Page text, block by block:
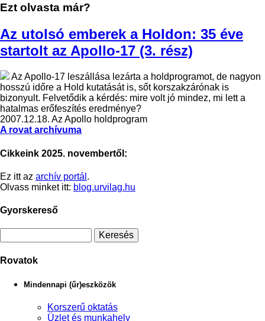
Ezt olvasta már?
Az utolsó emberek a Holdon: 35 éve
startolt az Apollo-17 (3. rész)
Az Apollo-17 leszállása lezárta a holdprogramot, de nagyon
hosszú időre a Hold kutatását is, sőt korszakzárónak is
bizonyult. Felvetődik a kérdés: mire volt jó mindez, mi lett a
hatalmas erőfeszítés eredménye?
2007.12.18. Az Apollo holdprogram
A rovat archívuma
Cikkeink 2025. novembertől:
Ez itt az archív portál .
Olvass minket itt: blog.urvilag.hu
Gyorskereső
Rovatok
Mindennapi (űr)eszközök
Korszerű oktatás
Üzlet és munkahely